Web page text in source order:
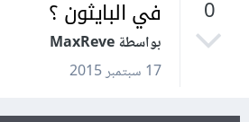
0
في البايثون ؟
بواسطة MaxReve
17 سبتمبر 2015